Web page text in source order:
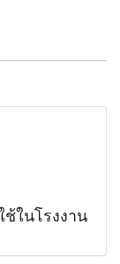
ในโรงงาน